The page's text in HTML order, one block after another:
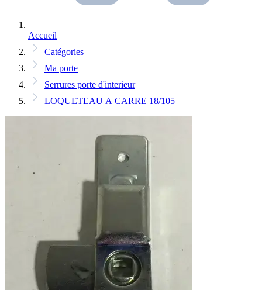
Accueil
Catégories
Ma porte
Serrures porte d'interieur
LOQUETEAU A CARRE 18/105